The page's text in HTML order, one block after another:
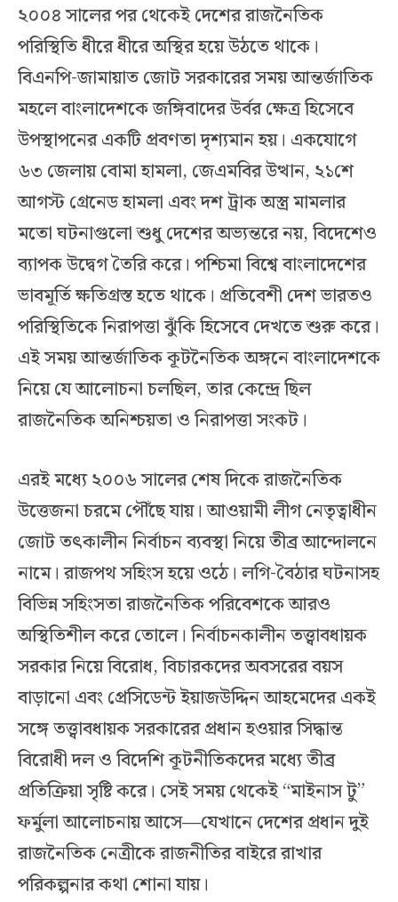
২০০৪ সালের পর থেকেই দেশের রাজনৈতিক
পরিস্থিতি ধীরে ধীরে অস্থির হয়ে উঠতে থাকে।
বিএনপি-জামায়াত জোট সরকারের সময় আন্তর্জাতিক
মহলে বাংলাদেশকে জঙ্গিবাদের উর্বর ক্ষেত্র হিসেবে
উপস্থাপনের একটি প্রবণতা দৃশ্যমান হয়। একযোগে
৬৩ জেলায় বোমা হামলা, জেএমবির উত্থান, ২১শে
আগস্ট গ্রেনেড হামলা এবং দশ ট্রাক অস্ত্র মামলার
মতো ঘটনাগুলো শুধু দেশের অভ্যন্তরে নয়, বিদেশেও
ব্যাপক উদ্বেগ তৈরি করে। পশ্চিমা বিশ্বে বাংলাদেশের
ভাবমূর্তি ক্ষতিগ্রস্ত হতে থাকে। প্রতিবেশী দেশ ভারতও
পরিস্থিতিকে নিরাপত্তা ঝুঁকি হিসেবে দেখতে শুরু করে।
এই সময় আন্তর্জাতিক কূটনৈতিক অঙ্গনে বাংলাদেশকে
নিয়ে যে আলোচনা চলছিল, তার কেন্দ্রে ছিল
রাজনৈতিক অনিশ্চয়তা ও নিরাপত্তা সংকট।
এরই মধ্যে ২০০৬ সালের শেষ দিকে রাজনৈতিক
উত্তেজনা চরমে পৌঁছে যায়। আওয়ামী লীগ নেতৃত্বাধীন
জোট তৎকালীন নির্বাচন ব্যবস্থা নিয়ে তীব্র আন্দোলনে
নামে। রাজপথ সহিংস হয়ে ওঠে। লগি-বৈঠার ঘটনাসহ
বিভিন্ন সহিংসতা রাজনৈতিক পরিবেশকে আরও
অস্থিতিশীল করে তোলে। নির্বাচনকালীন তত্ত্বাবধায়ক
সরকার নিয়ে বিরোধ, বিচারকদের অবসরের বয়স
বাড়ানো এবং প্রেসিডেন্ট ইয়াজউদ্দিন আহমেদের একই
সঙ্গে তত্ত্বাবধায়ক সরকারের প্রধান হওয়ার সিদ্ধান্ত
বিরোধী দল ও বিদেশি কূটনীতিকদের মধ্যে তীব্র
প্রতিক্রিয়া সৃষ্টি করে। সেই সময় থেকেই “মাইনাস টু”
ফর্মুলা আলোচনায় আসে—যেখানে দেশের প্রধান দুই
রাজনৈতিক নেত্রীকে রাজনীতির বাইরে রাখার
পরিকল্পনার কথা শোনা যায়।